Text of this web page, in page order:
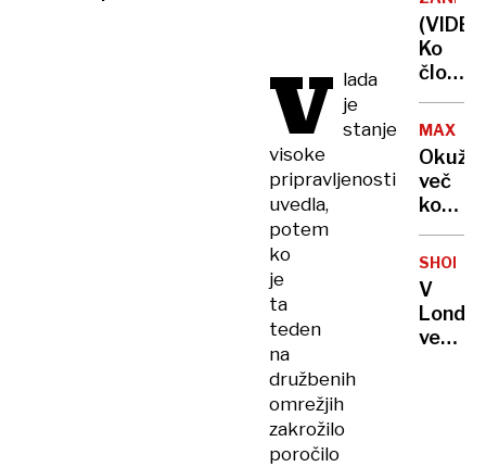
V lada
je
stanje
visoke
pripravljenosti
uvedla,
potem
ko
je
ta
teden
na
družbenih
omrežjih
zakrožilo
poročilo
žena
in
otrok
Ko
človek
In to
za
uro
in
pol!
več
kot
350
ljudi:
Kavo
z
vodo
SHOD
V
več